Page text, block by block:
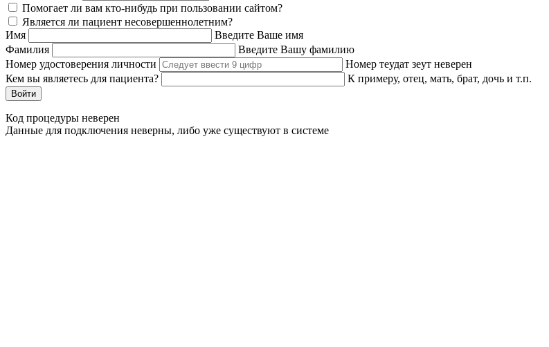
Помогает ли вам кто-нибудь при пользовании сайтом?
Является ли пациент несовершеннолетним?
Имя
Введите Ваше имя
Фамилия
Введите Вашу фамилию
Номер удостоверения личности
Номер теудат зеут неверен
Кем вы являетесь для пациента?
К примеру, отец, мать, брат, дочь и т.п.
Код процедуры неверен
Данные для подключения неверны, либо уже существуют в системе